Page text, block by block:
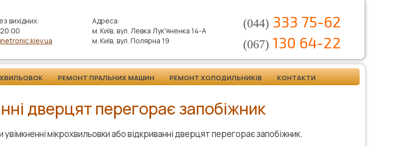
вихідних:
Адреса:
м. Київ, вул. Левка Лук'яненка 14-А
м. Київ, вул. Полярна 19
(044) 333 75-62
(067) 130 64-22
РЕМОНТ ПРАЛЬНИХ МАШИН РЕМОНТ ХОЛОДИЛЬНИКІВ КОНТАКТИ
дверцят перегорає запобіжник
мікрохвильовки або відкриванні дверцят перегорає запобіжник.